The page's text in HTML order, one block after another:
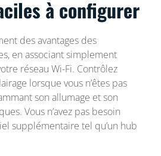
à configurer
des avantages des
en associant simplement
réseau Wi-Fi. Contrôlez
lorsque vous n’êtes pas
son allumage et son
Vous n’avez pas besoin
supplémentaire tel qu’un hub